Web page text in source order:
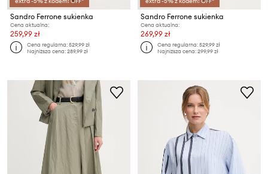
Sandro Ferrone sukienka
Cena aktualna:
259,99 zł
Cena regularna:529,99 zł
Najniższa cena:289,99 zł
Sandro Ferrone sukienka
Cena aktualna:
269,99 zł
Cena regularna:529,99 zł
Najniższa cena:299,99 zł